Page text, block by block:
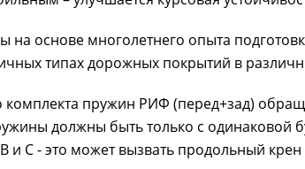
основе многолетнего опыта
типах дорожных покрытий в
пружин РИФ (перед+зад)
должны быть только с одинаковой
и С - это может вызвать продольный